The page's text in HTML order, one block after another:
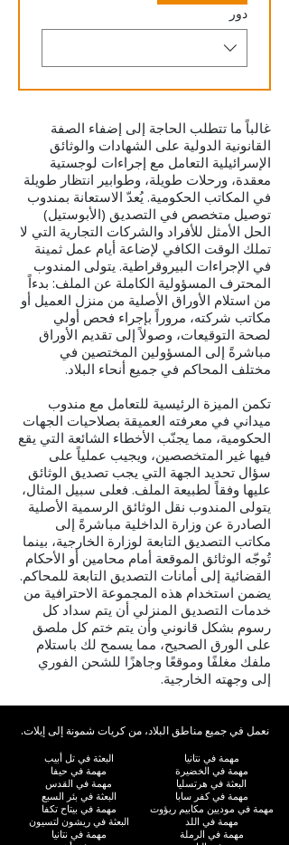
دور
غالباً ما تتطلب الحاجة إلى إضفاء الصفة
القانونية الدولية على الشهادات والوثائق
الإسرائيلية التعامل مع إجراءات لوجستية
معقدة، ورحلات طويلة، وطوابير انتظار طويلة
في المكاتب الحكومية. يُعدّ الاستعانة بمندوب
توصيل متخصص في التصديق (الأبوستيل)
الحل الأمثل للأفراد والشركات التجارية التي لا
تملك الوقت الكافي لإضاعة أيام عمل ثمينة
في الإجراءات البيروقراطية. يتولى المندوب
المحترف المسؤولية الكاملة عن الملف: بدءاً
من استلام الأوراق الأصلية من منزل العميل أو
مكاتب شركته، مروراً بإجراء فحص أولي
لصحة التوقيعات، وصولاً إلى تقديم الأوراق
مباشرةً إلى المسؤولين المختصين في
مختلف المحاكم في جميع أنحاء البلاد.
تكمن الميزة الرئيسية للتعامل مع مندوب
ميداني في معرفته العميقة بصلاحيات الجهات
الحكومية، مما يجنّب الأخطاء الشائعة التي يقع
فيها غير المتخصصين، ويجيب عملياً على
سؤال تحديد الجهة التي يجب تصديق الوثائق
عليها وفقاً لطبيعة الملف. فعلى سبيل المثال،
يتولى المندوب نقل الوثائق الرسمية الأصلية
الصادرة عن وزارة الداخلية مباشرةً إلى
مكاتب التصديق التابعة لوزارة الخارجية، بينما
تُوجّه الوثائق الموقعة أمام محامين أو الأحكام
القضائية إلى أمانات التصديق التابعة للمحاكم.
يضمن استخدام هذه المجموعة الاحترافية من
خدمات التصديق المنزلي أن يتم سداد كل
رسوم بشكل قانوني وأن يتم ختم كل ملصق
على الورق الصحيح، مما يسمح لك باستلام
ملفك مغلفًا وموقعًا وجاهزًا للشحن الفوري
إلى وجهته الخارجية.
نعمل في جميع مناطق البلاد، من كريات شمونة إلى إيلات.
مهمة في نتانيا
مهمة في الخضيرة
البعثة في هرتسليا
مهمة في كفر سابا
مهمة في موديين مكابيم ريؤوت
البعثة في تل أبيب
مهمة في حيفا
مهمة في القدس
البعثة في بئر السبع
مهمة في بيتاح تكفا
مهمة في اللد
مهمة في الرملة
البعثة في ريشون لتسيون
مهمة في نتانيا